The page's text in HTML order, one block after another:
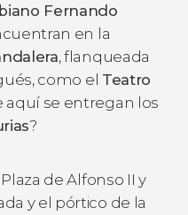
Fernando
en la
, flanqueada
como el Teatro
aquí se entregan los
?
de Alfonso II y
y el pórtico de la